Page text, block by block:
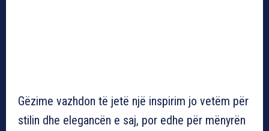
Gëzime vazhdon të jetë një inspirim jo vetëm për
stilin dhe elegancën e saj, por edhe për mënyrën